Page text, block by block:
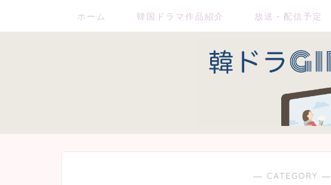
ホーム 韓国ドラマ作品紹介 放送・配信予定
― CATEGORY ―